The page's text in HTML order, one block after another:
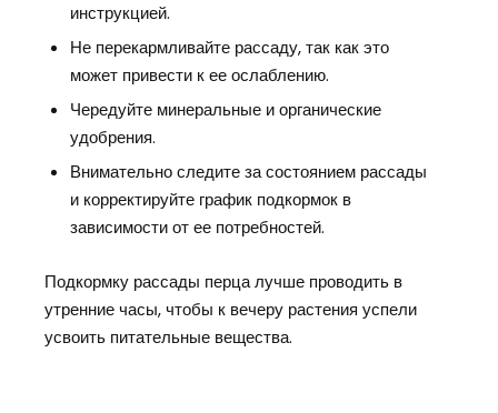
инструкцией.
Не перекармливайте рассаду, так как это
может привести к ее ослаблению.
Чередуйте минеральные и органические
удобрения.
Внимательно следите за состоянием рассады
и корректируйте график подкормок в
зависимости от ее потребностей.
Подкормку рассады перца лучше проводить в
утренние часы, чтобы к вечеру растения успели
усвоить питательные вещества.